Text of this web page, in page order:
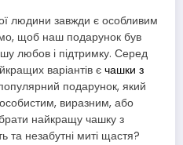
людини завжди є особливим
щоб наш подарунок був
любов і підтримку. Серед
варіантів є чашки з
подарунок, який
виразним, або
найкращу чашку з
та незабутні миті щастя?